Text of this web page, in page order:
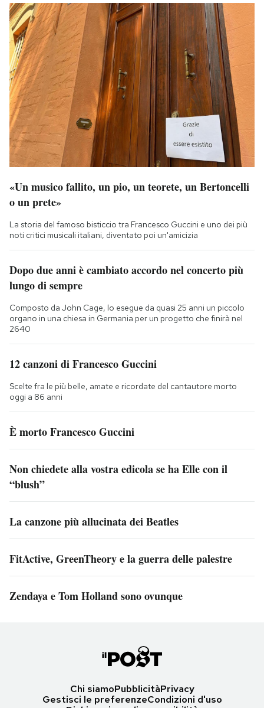
«Un musico fallito, un pio, un teorete, un Bertoncelli
o un prete»
La storia del famoso bisticcio tra Francesco Guccini e uno dei più
noti critici musicali italiani, diventato poi un'amicizia
Dopo due anni è cambiato accordo nel concerto più
lungo di sempre
Composto da John Cage, lo esegue da quasi 25 anni un piccolo
organo in una chiesa in Germania per un progetto che finirà nel
2640
12 canzoni di Francesco Guccini
Scelte fra le più belle, amate e ricordate del cantautore morto
oggi a 86 anni
È morto Francesco Guccini
Non chiedete alla vostra edicola se ha Elle con il
“blush”
La canzone più allucinata dei Beatles
FitActive, GreenTheory e la guerra delle palestre
Zendaya e Tom Holland sono ovunque
Chi siamoPubblicitàPrivacy
Gestisci le preferenzeCondizioni d'uso